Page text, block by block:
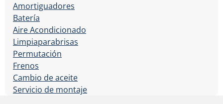
Amortiguadores
Batería
Aire Acondicionado
Limpiaparabrisas
Permutación
Frenos
Cambio de aceite
Servicio de montaje